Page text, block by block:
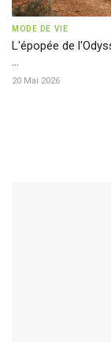
MODE DE VIE
L'épopée de
...
20 Mai 2026